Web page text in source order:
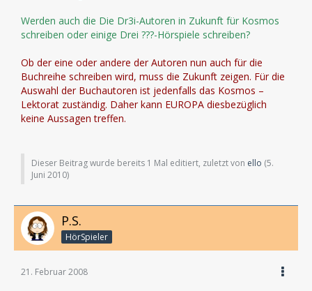
Werden auch die Die Dr3i-Autoren in Zukunft für Kosmos
schreiben oder einige Drei ???-Hörspiele schreiben?
Ob der eine oder andere der Autoren nun auch für die
Buchreihe schreiben wird, muss die Zukunft zeigen. Für die
Auswahl der Buchautoren ist jedenfalls das Kosmos –
Lektorat zuständig. Daher kann EUROPA diesbezüglich
keine Aussagen treffen.
Dieser Beitrag wurde bereits 1 Mal editiert, zuletzt von ello (5.
Juni 2010)
P.S.
HörSpieler
21. Februar 2008